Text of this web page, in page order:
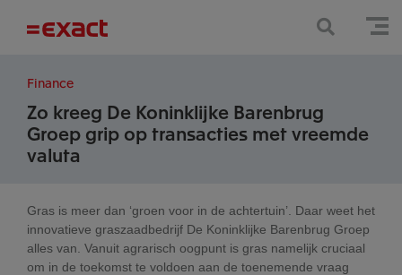
Finance
Zo kreeg De Koninklijke Barenbrug
Groep grip op transacties met vreemde
valuta
Gras is meer dan ‘groen voor in de achtertuin’. Daar weet het
innovatieve graszaadbedrijf De Koninklijke Barenbrug Groep
alles van. Vanuit agrarisch oogpunt is gras namelijk cruciaal
om in de toekomst te voldoen aan de toenemende vraag